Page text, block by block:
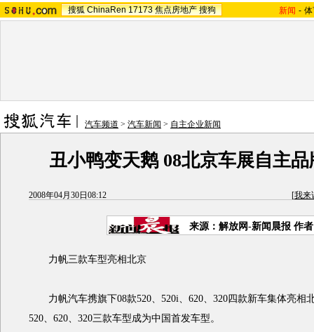
搜狐 ChinaRen 17173 焦点房地产 搜狗 新闻 -
汽车频道 > 汽车新闻 > 自主企业新闻
丑小鸭变天鹅 08北京车展自主
2008年04月30日08:12 [我来
来源：解放网-新闻晨报 作
力帆三款车型亮相北京
力帆汽车携旗下08款520、520i、620、320四款新车集体亮相
520、620、320三款车型成为中国首发车型。